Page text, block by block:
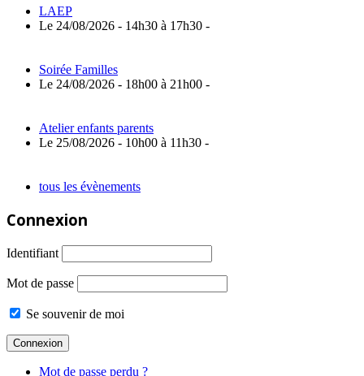
LAEP
Le 24/08/2026 - 14h30 à 17h30 -
Soirée Familles
Le 24/08/2026 - 18h00 à 21h00 -
Atelier enfants parents
Le 25/08/2026 - 10h00 à 11h30 -
tous les évènements
Connexion
Identifiant
Mot de passe
Se souvenir de moi
Mot de passe perdu ?